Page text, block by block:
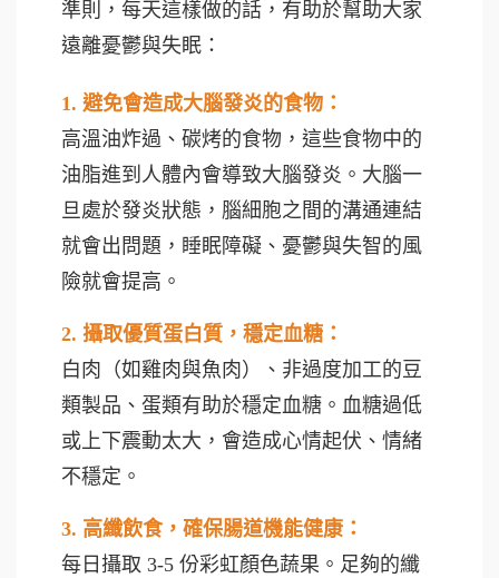
準則，每天這樣做的話，有助於幫助大家
遠離憂鬱與失眠：
1. 避免會造成大腦發炎的食物：
高溫油炸過、碳烤的食物，這些食物中的
油脂進到人體內會導致大腦發炎。大腦一
旦處於發炎狀態，腦細胞之間的溝通連結
就會出問題，睡眠障礙、憂鬱與失智的風
險就會提高。
2. 攝取優質蛋白質，穩定血糖：
白肉（如雞肉與魚肉）、非過度加工的豆
類製品、蛋類有助於穩定血糖。血糖過低
或上下震動太大，會造成心情起伏、情緒
不穩定。
3. 高纖飲食，確保腸道機能健康：
每日攝取 3-5 份彩虹顏色蔬果。足夠的纖